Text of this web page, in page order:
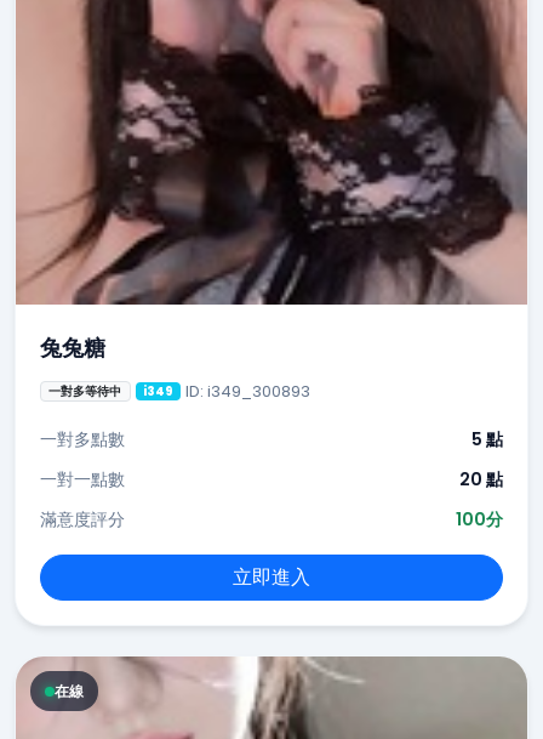
兔兔糖
一對多等待中 i349 ID: i349_300893
一對多點數
5 點
一對一點數
20 點
滿意度評分
100分
立即進入
在線